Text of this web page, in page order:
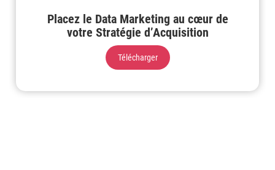
Placez le Data Marketing au cœur de
votre Stratégie d’Acquisition
Télécharger